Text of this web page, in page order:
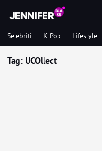
Selebriti K-Pop Lifestyle
Tag: UCOllect